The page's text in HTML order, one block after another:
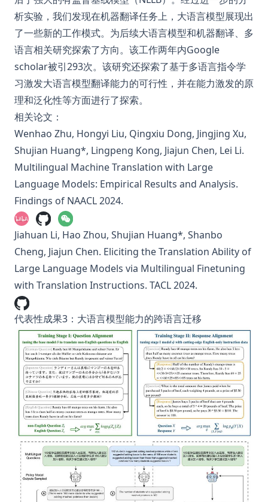
析实验，我们发现在机器翻译任务上，大语言模型展现出
了一些新的工作模式。为后续大语言模型和机器翻译、多
语言相关研究探索了方向。该工作两年内Google
scholar被引293次。该研究还探索了基于多语言指令学
习激发大语言模型翻译能力的可行性，并在能力激发的原
理和泛化性等方面进行了探索。
相关论文：
Wenhao Zhu, Hongyi Liu, Qingxiu Dong, Jingjing Xu,
Shujian Huang*, Lingpeng Kong, Jiajun Chen, Lei Li.
Multilingual Machine Translation with Large
Language Models: Empirical Results and Analysis.
Findings of NAACL 2024.
Jiahuan Li, Hao Zhou, Shujian Huang*, Shanbo
Cheng, Jiajun Chen. Eliciting the Translation Ability of
Large Language Models via Multilingual Finetuning
with Translation Instructions. TACL 2024.
代表性成果3：大语言模型能力的跨语言迁移